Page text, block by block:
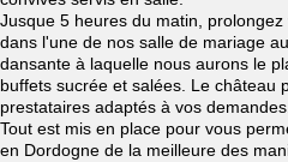
Jusque 5 heures du matin,
dans l'une de nos salle de mariage
dansante à laquelle nous aurons le
buffets sucrée et salées. Le château
prestataires adaptés à vos demandes.
Tout est mis en place pour vous
en Dordogne de la meilleure des